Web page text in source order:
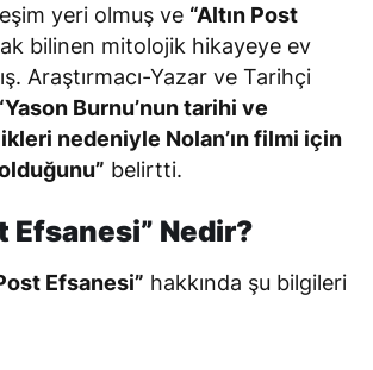
yeri olmuş ve “Altın Post
bilinen mitolojik hikayeye ev
Araştırmacı-Yazar ve Tarihçi
Burnu’nun tarihi ve
nedeniyle Nolan’ın filmi için
belirtti.
Efsanesi” Nedir?
Efsanesi” hakkında şu bilgileri